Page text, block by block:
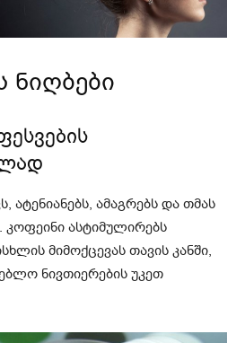
ნიღბები
ატენიანებს, ამაგრებს და თმას
კოფეინი ასტიმულირებს
მიმოქცევას თავის კანში,
ნივთიერების უკეთ